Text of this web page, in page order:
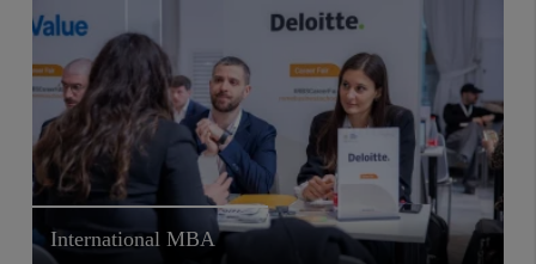
International MBA